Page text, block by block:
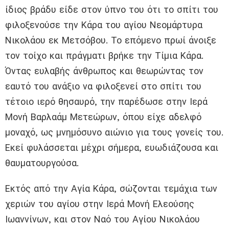
ίδιος βράδυ είδε στον ύπνο του ότι το σπίτι του
φιλοξενούσε την Κάρα του αγίου Νεομάρτυρα
Νικολάου εκ Μετσόβου. Το επόμενο πρωί άνοιξε
τον τοίχο και πράγματι βρήκε την Τίμια Κάρα.
Όντας ευλαβής άνθρωπος και θεωρώντας τον
εαυτό του ανάξιο να φιλοξενεί στο σπίτι του
τέτοιο ιερό θησαυρό, την παρέδωσε στην Ιερά
Μονή Βαρλαάμ Μετεώρων, όπου είχε αδελφό
μοναχό, ως μνημόσυνο αιώνιο για τους γονείς του.
Εκεί φυλάσσεται μέχρι σήμερα, ευωδιάζουσα και
θαυματουργούσα.
Εκτός από την Αγία Κάρα, σώζονται τεμάχια των
χεριών του αγίου στην Ιερά Μονή Ελεούσης
Ιωαννίνων, και στον Ναό του Αγίου Νικολάου